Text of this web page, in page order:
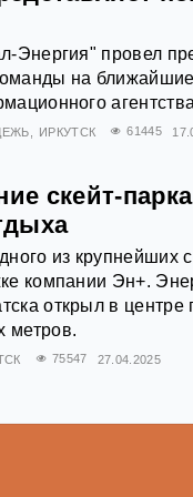
Энергия" провел
на
ИРКУТСК 61445
скейт-
из крупнейших
компании Эн+.
открыл в центре
метров.
75547 27.04.2025